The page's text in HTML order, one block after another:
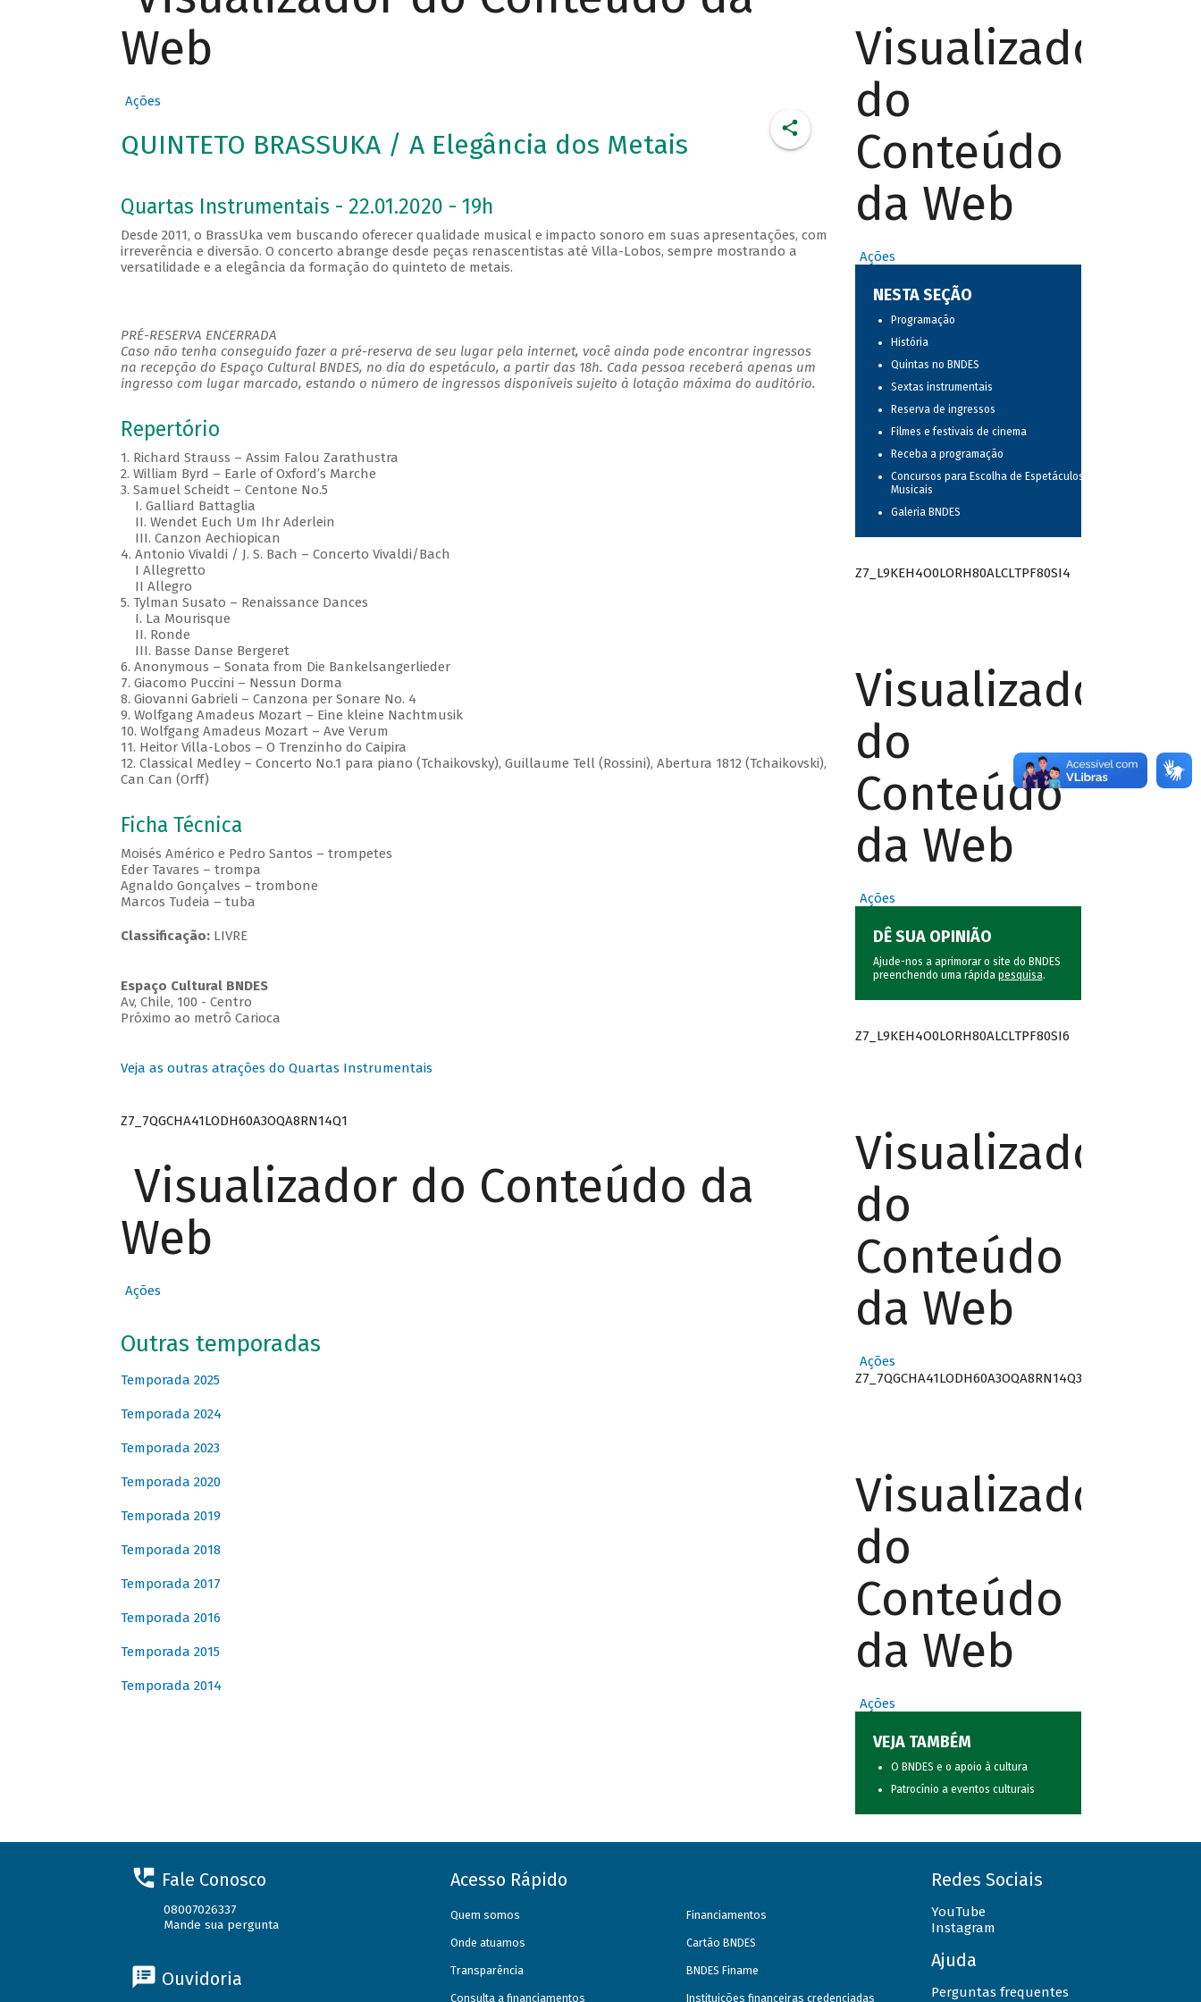
Web
Ações
QUINTETO BRASSUKA / A Elegância dos Metais
Quartas Instrumentais - 22.01.2020 - 19h
Desde 2011, o BrassUka vem buscando oferecer qualidade musical e impacto sonoro em suas apresentações, com
irreverência e diversão. O concerto abrange desde peças renascentistas até Villa-Lobos, sempre mostrando a
versatilidade e a elegância da formação do quinteto de metais.
PRÉ-RESERVA ENCERRADA
Caso não tenha conseguido fazer a pré-reserva de seu lugar pela internet, você ainda pode encontrar ingressos
na recepção do Espaço Cultural BNDES, no dia do espetáculo, a partir das 18h. Cada pessoa receberá apenas um
ingresso com lugar marcado, estando o número de ingressos disponíveis sujeito à lotação máxima do auditório.
Repertório
1. Richard Strauss – Assim Falou Zarathustra
2. William Byrd – Earle of Oxford’s Marche
3. Samuel Scheidt – Centone No.5
I. Galliard Battaglia
II. Wendet Euch Um Ihr Aderlein
III. Canzon Aechiopican
4. Antonio Vivaldi / J. S. Bach – Concerto Vivaldi/Bach
I Allegretto
II Allegro
5. Tylman Susato – Renaissance Dances
I. La Mourisque
II. Ronde
III. Basse Danse Bergeret
6. Anonymous – Sonata from Die Bankelsangerlieder
7. Giacomo Puccini – Nessun Dorma
8. Giovanni Gabrieli – Canzona per Sonare No. 4
9. Wolfgang Amadeus Mozart – Eine kleine Nachtmusik
10. Wolfgang Amadeus Mozart – Ave Verum
11. Heitor Villa-Lobos – O Trenzinho do Caipira
12. Classical Medley – Concerto No.1 para piano (Tchaikovsky), Guillaume Tell (Rossini), Abertura 1812 (Tchaikovski),
Can Can (Orff)
Ficha Técnica
Moisés Américo e Pedro Santos – trompetes
Eder Tavares – trompa
Agnaldo Gonçalves – trombone
Marcos Tudeia – tuba
Classificação: LIVRE
Espaço Cultural BNDES
Av, Chile, 100 - Centro
Próximo ao metrô Carioca
Veja as outras atrações do Quartas Instrumentais
Z7_7QGCHA41LODH60A3OQA8RN14Q1
Visualizador do Conteúdo da
Web
Ações
Outras temporadas
Temporada 2025
Temporada 2024
Temporada 2023
Temporada 2020
Temporada 2019
Temporada 2018
Temporada 2017
Temporada 2016
Temporada 2015
Temporada 2014
Visualizador
do
Conteúdo
da Web
Ações
NESTA SEÇÃO
Programação
História
Quintas no BNDES
Sextas instrumentais
Reserva de ingressos
Filmes e festivais de cinema
Receba a programação
Concursos para Escolha de Espetáculos
Musicais
Galeria BNDES
Z7_L9KEH4O0LORH80ALCLTPF80SI4
Visualizador
do
Conteúdo
da Web
Ações
DÊ SUA OPINIÃO
Ajude-nos a aprimorar o site do BNDES
preenchendo uma rápida pesquisa.
Z7_L9KEH4O0LORH80ALCLTPF80SI6
Visualizador
do
Conteúdo
da Web
Ações
Z7_7QGCHA41LODH60A3OQA8RN14Q3
Visualizador
do
Conteúdo
da Web
Ações
VEJA TAMBÉM
O BNDES e o apoio à cultura
Patrocínio a eventos culturais
Fale Conosco
08007026337
Mande sua pergunta
Ouvidoria
Acesso Rápido
Quem somos
Onde atuamos
Transparência
Consulta a financiamentos
Financiamentos
Cartão BNDES
BNDES Finame
Instituições financeiras credenciadas
Redes Sociais
YouTube
Instagram
Ajuda
Perguntas frequentes